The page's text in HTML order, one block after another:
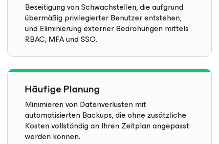
Beseitigung von Schwachstellen, die aufgrund
übermäßig privilegierter Benutzer entstehen,
und Eliminierung externer Bedrohungen mittels
RBAC, MFA und SSO.
Häufige Planung
Minimieren von Datenverlusten mit
automatisierten Backups, die ohne zusätzliche
Kosten vollständig an Ihren Zeitplan angepasst
werden können.